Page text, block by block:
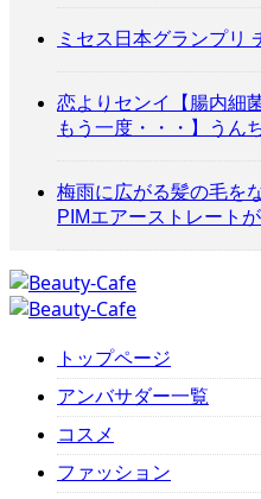
ミセス日本グランプリ
恋よりセンイ【腸内細
もう一度・・・】うん
梅雨に広がる髪の毛を
PIMエアーストレート
トップページ
アンバサダー一覧
コスメ
ファッション